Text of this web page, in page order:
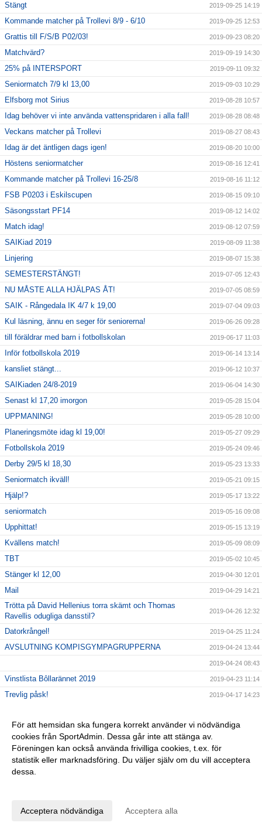
Stängt 2019-09-25 14:19
Kommande matcher på Trollevi 8/9 - 6/10 2019-09-25 12:53
Grattis till F/S/B P02/03! 2019-09-23 08:20
Matchvärd? 2019-09-19 14:30
25% på INTERSPORT 2019-09-11 09:32
Seniormatch 7/9 kl 13,00 2019-09-03 10:29
Elfsborg mot Sirius 2019-08-28 10:57
Idag behöver vi inte använda vattenspridaren i alla fall! 2019-08-28 08:48
Veckans matcher på Trollevi 2019-08-27 08:43
Idag är det äntligen dags igen! 2019-08-20 10:00
Höstens seniormatcher 2019-08-16 12:41
Kommande matcher på Trollevi 16-25/8 2019-08-16 11:12
FSB P0203 i Eskilscupen 2019-08-15 09:10
Säsongsstart PF14 2019-08-12 14:02
Match idag! 2019-08-12 07:59
SAIKiad 2019 2019-08-09 11:38
Linjering 2019-08-07 15:38
SEMESTERSTÄNGT! 2019-07-05 12:43
NU MÅSTE ALLA HJÄLPAS ÅT! 2019-07-05 08:59
SAIK - Rångedala IK 4/7 k 19,00 2019-07-04 09:03
Kul läsning, ännu en seger för seniorerna! 2019-06-26 09:28
till föräldrar med barn i fotbollskolan 2019-06-17 11:03
Inför fotbollskola 2019 2019-06-14 13:14
kansliet stängt... 2019-06-12 10:37
SAIKiaden 24/8-2019 2019-06-04 14:30
Senast kl 17,20 imorgon 2019-05-28 15:04
UPPMANING! 2019-05-28 10:00
Planeringsmöte idag kl 19,00! 2019-05-27 09:29
Fotbollskola 2019 2019-05-24 09:46
Derby 29/5 kl 18,30 2019-05-23 13:33
Seniormatch ikväll! 2019-05-21 09:15
Hjälp!? 2019-05-17 13:22
seniormatch 2019-05-16 09:08
Upphittat! 2019-05-15 13:19
Kvällens match! 2019-05-09 08:09
TBT 2019-05-02 10:45
Stänger kl 12,00 2019-04-30 12:01
Mail 2019-04-29 14:21
Trötta på David Hellenius torra skämt och Thomas
Ravellis odugliga dansstil?
2019-04-26 12:32
Datorkrångel! 2019-04-25 11:24
AVSLUTNING KOMPISGYMPAGRUPPERNA 2019-04-24 13:44
2019-04-24 08:43
Vinstlista Bôllarännet 2019 2019-04-23 11:14
Trevlig påsk! 2019-04-17 14:23
Seriepremiär 17/4 kl 18,30 2019-04-16 07:59
Nyckel
Hallå alla barn födda 2013 2019-04-08 23:39
Fotbollsskola 2019
För att hemsidan ska fungera korrekt använder vi nödvändiga
cookies från SportAdmin. Dessa går inte att stänga av.
Föreningen kan också använda frivilliga cookies, t.ex. för
statistik eller marknadsföring. Du väljer själv om du vill acceptera
dessa.
Acceptera nödvändiga Acceptera alla